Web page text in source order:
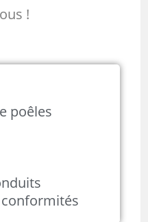
!
poêles